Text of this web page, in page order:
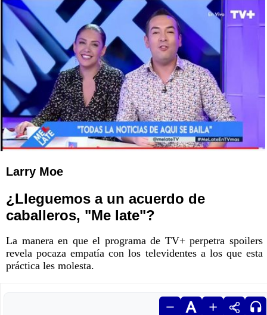
Larry Moe
¿Lleguemos a un acuerdo de
caballeros, "Me late"?
La manera en que el programa de TV+ perpetra spoilers
revela pocaza empatía con los televidentes a los que esta
práctica les molesta.